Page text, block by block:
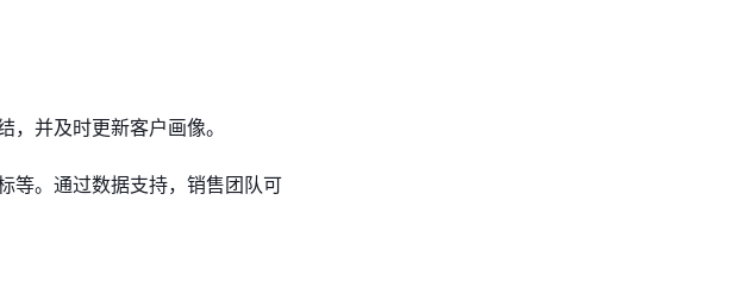
并及时更新客户画像。
等。通过数据支持，销售团队可